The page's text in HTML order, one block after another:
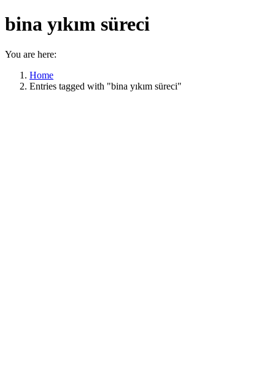
bina yıkım süreci
You are here:
Home
Entries tagged with "bina yıkım süreci"